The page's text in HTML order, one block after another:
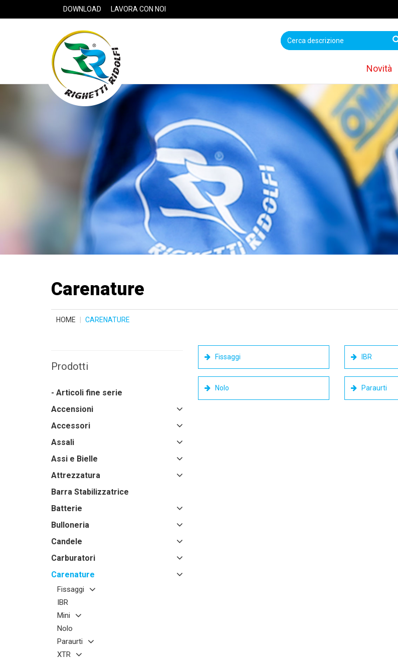
DOWNLOAD LAVORA CON NOI
Novità
Carenature
HOME CARENATURE
Prodotti
- Articoli fine serie
Accensioni
Accessori
Assali
Assi e Bielle
Attrezzatura
Barra Stabilizzatrice
Batterie
Bulloneria
Candele
Carburatori
Carenature
Fissaggi
IBR
Mini
Nolo
Paraurti
XTR
Fissaggi IBR
Nolo Paraurti